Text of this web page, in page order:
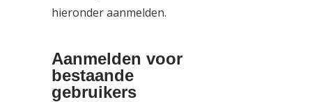
hieronder aanmelden.
Aanmelden voor
bestaande
gebruikers